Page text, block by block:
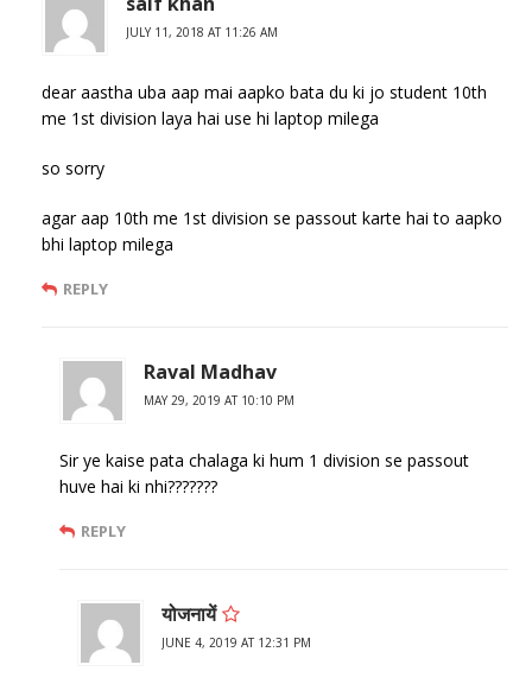
JULY 11, 2018 AT 11:26 AM
dear aastha uba aap mai aapko bata du ki jo student 10th
me 1st division laya hai use hi laptop milega
so sorry
agar aap 10th me 1st division se passout karte hai to aapko
bhi laptop milega
REPLY
Raval Madhav
MAY 29, 2019 AT 10:10 PM
Sir ye kaise pata chalaga ki hum 1 division se passout
huve hai ki nhi???????
REPLY
योजनायें
JUNE 4, 2019 AT 12:31 PM